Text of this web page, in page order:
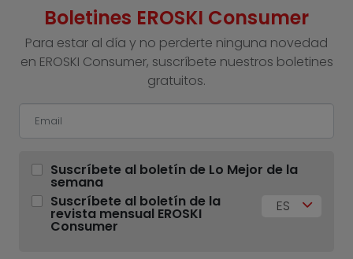
Boletines EROSKI Consumer
Para estar al día y no perderte ninguna novedad
en EROSKI Consumer, suscríbete nuestros boletines
gratuitos.
Suscríbete al boletín de Lo Mejor de la
semana
Suscríbete al boletín de la
revista mensual EROSKI
Consumer
ES